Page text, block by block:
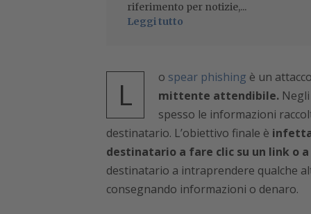
riferimento per notizie,...
Leggi tutto
L o spear phishing è un
mittente attendibile.Negli
spesso le informazioni
destinatario. L’obiettivo finale è
destinatario a fare clic su un link o
destinatario a intraprendere qualche
consegnando informazioni o denaro.